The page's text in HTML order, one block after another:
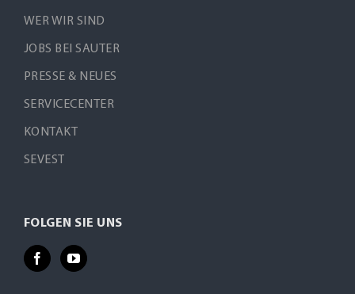
WER WIR SIND
JOBS BEI SAUTER
PRESSE & NEUES
SERVICECENTER
KONTAKT
SEVEST
FOLGEN SIE UNS